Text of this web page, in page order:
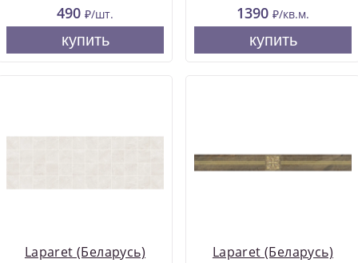
490 ₽/шт.
купить
1390 ₽/кв.м.
купить
Laparet (Беларусь)
Laparet (Беларусь)